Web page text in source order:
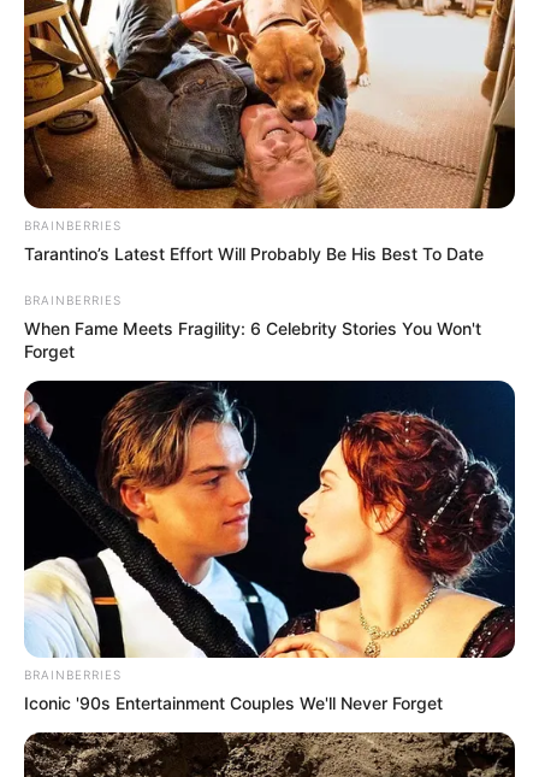
BRAINBERRIES
Tarantino’s Latest Effort Will Probably Be His Best To Date
BRAINBERRIES
When Fame Meets Fragility: 6 Celebrity Stories You Won't
Forget
BRAINBERRIES
Iconic '90s Entertainment Couples We'll Never Forget